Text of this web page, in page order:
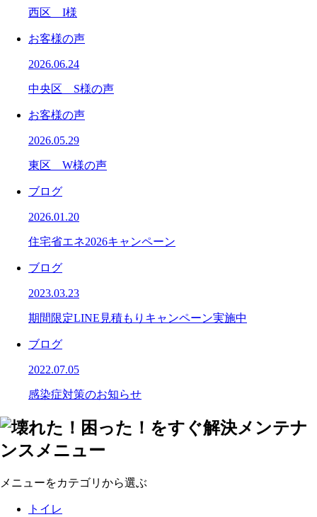
西区 I様
お客様の声
2026.06.24
中央区 S様の声
お客様の声
2026.05.29
東区 W様の声
ブログ
2026.01.20
住宅省エネ2026キャンペーン
ブログ
2023.03.23
期間限定LINE見積もりキャンペーン実施中
ブログ
2022.07.05
感染症対策のお知らせ
メニューをカテゴリから選ぶ
トイレ